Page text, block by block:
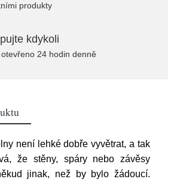
produkty
kdykoli
24 hodin denně
není lehké dobře vyvětrat, a tak
že stěny, spáry nebo závěsy
jinak, než by bylo žádoucí.